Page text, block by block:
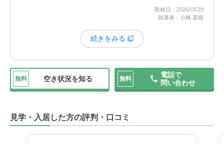
取材日：2026/01/29
執筆者：小林 直樹
続きをみる
無料 空き状況を知る 無料
電話で
問い合わせ
見学・入居した方の評判・口コミ